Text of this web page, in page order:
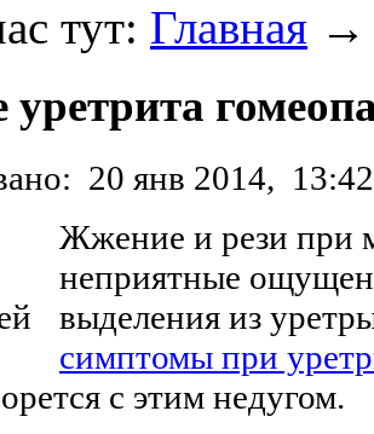
тут: Главная
уретрита
20 янв 2014, 13:42
Жжение и рези при
неприятные
выделения из
симптомы при
с этим недугом.